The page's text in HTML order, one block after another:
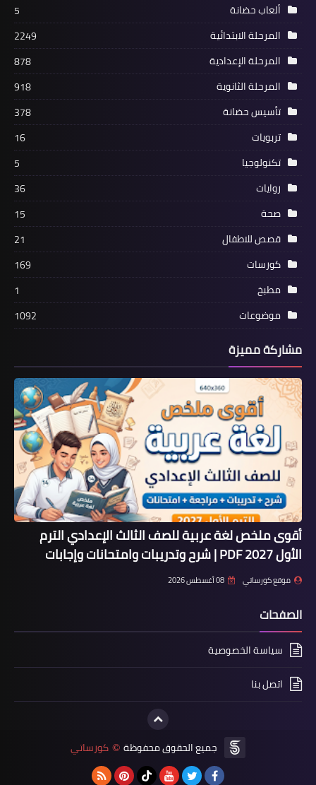
ألعاب حضانة
5
المرحلة الابتدائية
2249
المرحلة الإعدادية
878
المرحلة الثانوية
918
تأسيس حضانة
378
تربويات
16
تكنولوجيا
5
روايات
36
صحة
15
قصص للاطفال
21
كورسات
169
مطبخ
1
موضوعات
1092
مشاركة مميزة
أقوى ملخص لغة عربية للصف الثالث الإعدادي الترم
الأول 2027 PDF | شرح وتدريبات وامتحانات وإجابات
موقع كورساتي 08 أغسطس 2026
الصفحات
سياسة الخصوصية
اتصل بنا
جميع الحقوق محفوظة © كورساتي